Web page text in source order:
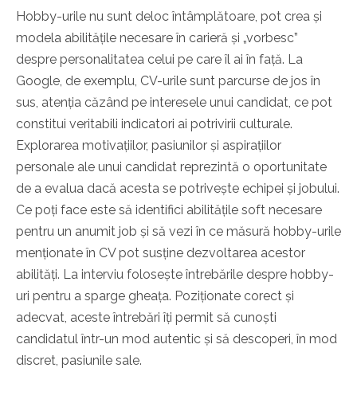
Hobby-urile nu sunt deloc întâmplătoare, pot crea și
modela abilitățile necesare în carieră și „vorbesc”
despre personalitatea celui pe care îl ai în față. La
Google, de exemplu, CV-urile sunt parcurse de jos în
sus, atenția căzând pe interesele unui candidat, ce pot
constitui veritabili indicatori ai potrivirii culturale.
Explorarea motivațiilor, pasiunilor și aspirațiilor
personale ale unui candidat reprezintă o oportunitate
de a evalua dacă acesta se potrivește echipei și jobului.
Ce poți face este să identifici abilitățile soft necesare
pentru un anumit job și să vezi în ce măsură hobby-urile
menționate în CV pot susține dezvoltarea acestor
abilități. La interviu folosește întrebările despre hobby-
uri pentru a sparge gheața. Poziționate corect și
adecvat, aceste întrebări îți permit să cunoști
candidatul într-un mod autentic și să descoperi, în mod
discret, pasiunile sale.